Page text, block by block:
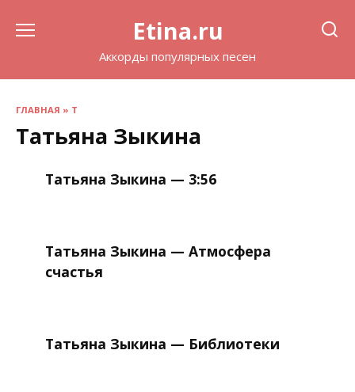
Etina.ru
Аккорды популярных песен
ГЛАВНАЯ » Т
Татьяна Зыкина
Татьяна Зыкина — 3:56
Татьяна Зыкина — Атмосфера
счастья
Татьяна Зыкина — Библиотеки